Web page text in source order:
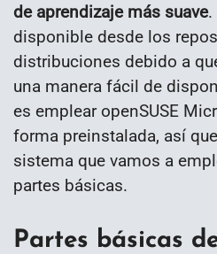
de aprendizaje más suave.
disponible desde los
distribuciones debido a
una manera fácil de
es emplear openSUSE
forma preinstalada, así
sistema que vamos a
partes básicas.
Partes básicas